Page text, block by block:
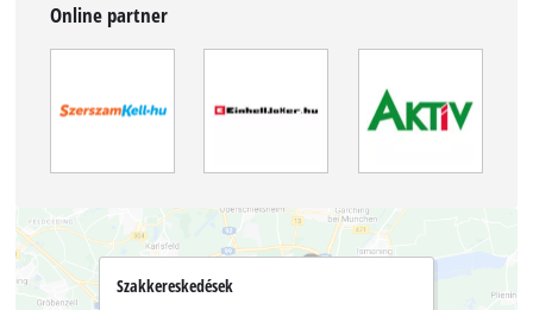
Online partner
Szakkereskedések